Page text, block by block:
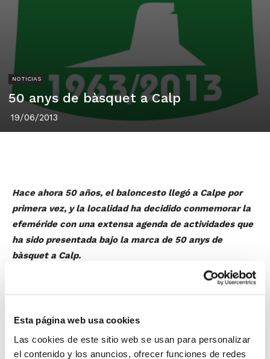
Esta página web usa cookies
Las cookies de este sitio web se usan para personalizar
el contenido y los anuncios, ofrecer funciones de redes
NOTICIAS
50 anys de bàsquet a Calp
19/06/2013
Hace ahora 50 años, el baloncesto llegó a Calpe por
primera vez, y la localidad ha decidido conmemorar la
efeméride con una extensa agenda de actividades que
ha sido presentada bajo la marca de 50 anys de
bàsquet a Calp.
El acto estuvo convocado por los ex-jugadores y ex-
entrenadores Enrique Pastor, Paco Tur y Constante
que se desarrollará a lo largo del año y que cuenta
con la celebración de exposiciones, la convocatoria de
un campus y la disputa de torneos.